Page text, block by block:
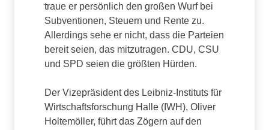
traue er persönlich den großen Wurf bei
Subventionen, Steuern und Rente zu.
Allerdings sehe er nicht, dass die Parteien
bereit seien, das mitzutragen. CDU, CSU
und SPD seien die größten Hürden.
Der Vizepräsident des Leibniz-Instituts für
Wirtschaftsforschung Halle (IWH), Oliver
Holtemöller, führt das Zögern auf den